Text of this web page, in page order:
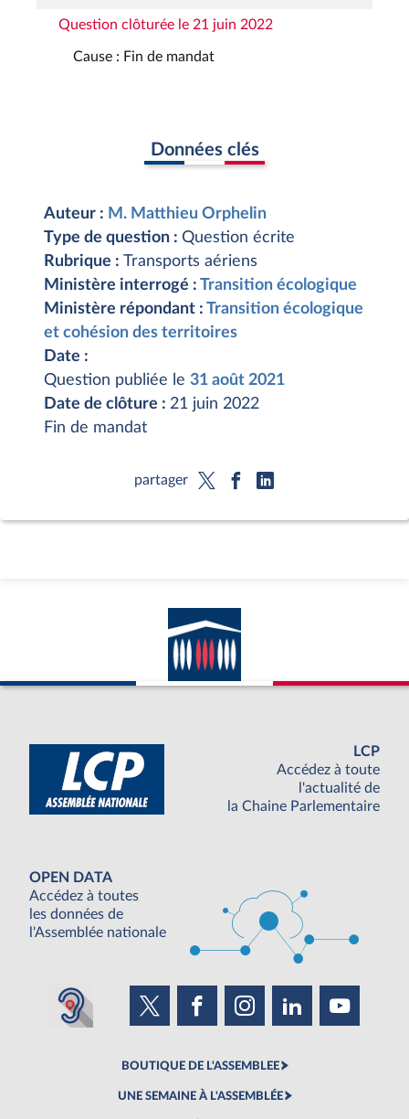
Question clôturée le 21 juin 2022
Cause : Fin de mandat
Données clés
Auteur : M. Matthieu Orphelin
Type de question : Question écrite
Rubrique : Transports aériens
Ministère interrogé : Transition écologique
Ministère répondant : Transition écologique
et cohésion des territoires
Date :
Question publiée le 31 août 2021
Date de clôture : 21 juin 2022
Fin de mandat
partager
LCP
Accédez à toute
l'actualité de
la Chaine Parlementaire
OPEN DATA
Accédez à toutes
les données de
l'Assemblée nationale
BOUTIQUE DE L'ASSEMBLEE
UNE SEMAINE À L'ASSEMBLÉE